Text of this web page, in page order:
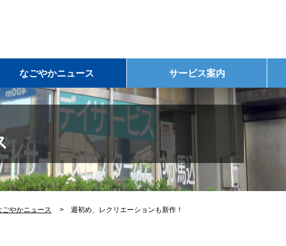
なごやかニュース サービス案内
ごやかニュース 週初め、レクリエーションも新作！